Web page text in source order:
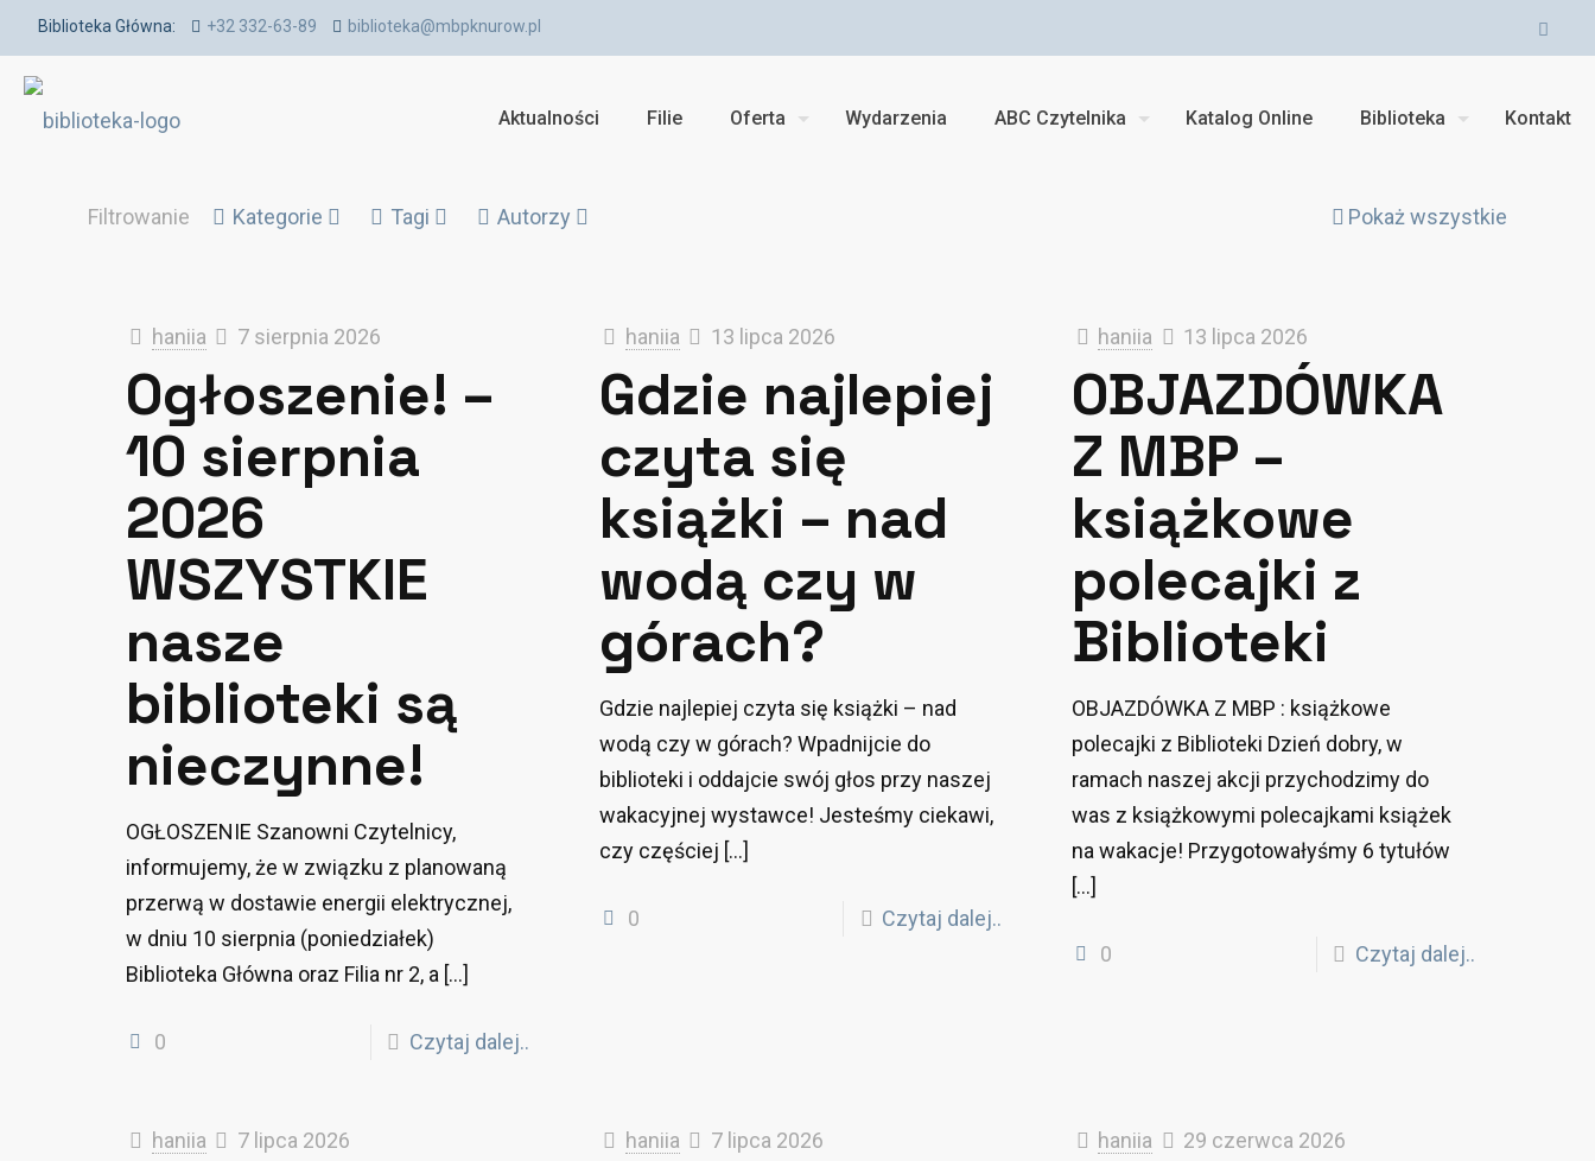
Biblioteka Główna: +32 332-63-89 biblioteka@mbpknurow.pl
Aktualności Filie Oferta Wydarzenia ABC Czytelnika Katalog Online Biblioteka Kontakt
Filtrowanie Kategorie Tagi Autorzy Pokaż wszystkie
haniia 7 sierpnia 2026
Ogłoszenie! –
10 sierpnia
2026
WSZYSTKIE
nasze
biblioteki są
nieczynne!
OGŁOSZENIE Szanowni Czytelnicy,
informujemy, że w związku z planowaną
przerwą w dostawie energii elektrycznej,
w dniu 10 sierpnia (poniedziałek)
Biblioteka Główna oraz Filia nr 2, a […]
0 Czytaj dalej..
haniia 13 lipca 2026
Gdzie najlepiej
czyta się
książki – nad
wodą czy w
górach?
Gdzie najlepiej czyta się książki – nad
wodą czy w górach? Wpadnijcie do
biblioteki i oddajcie swój głos przy naszej
wakacyjnej wystawce! Jesteśmy ciekawi,
czy częściej […]
0 Czytaj dalej..
haniia 13 lipca 2026
OBJAZDÓWKA
Z MBP –
książkowe
polecajki z
Biblioteki
OBJAZDÓWKA Z MBP : książkowe
polecajki z Biblioteki Dzień dobry, w
ramach naszej akcji przychodzimy do
was z książkowymi polecajkami książek
na wakacje! Przygotowałyśmy 6 tytułów
[…]
0 Czytaj dalej..
haniia 7 lipca 2026 haniia 7 lipca 2026 haniia 29 czerwca 2026